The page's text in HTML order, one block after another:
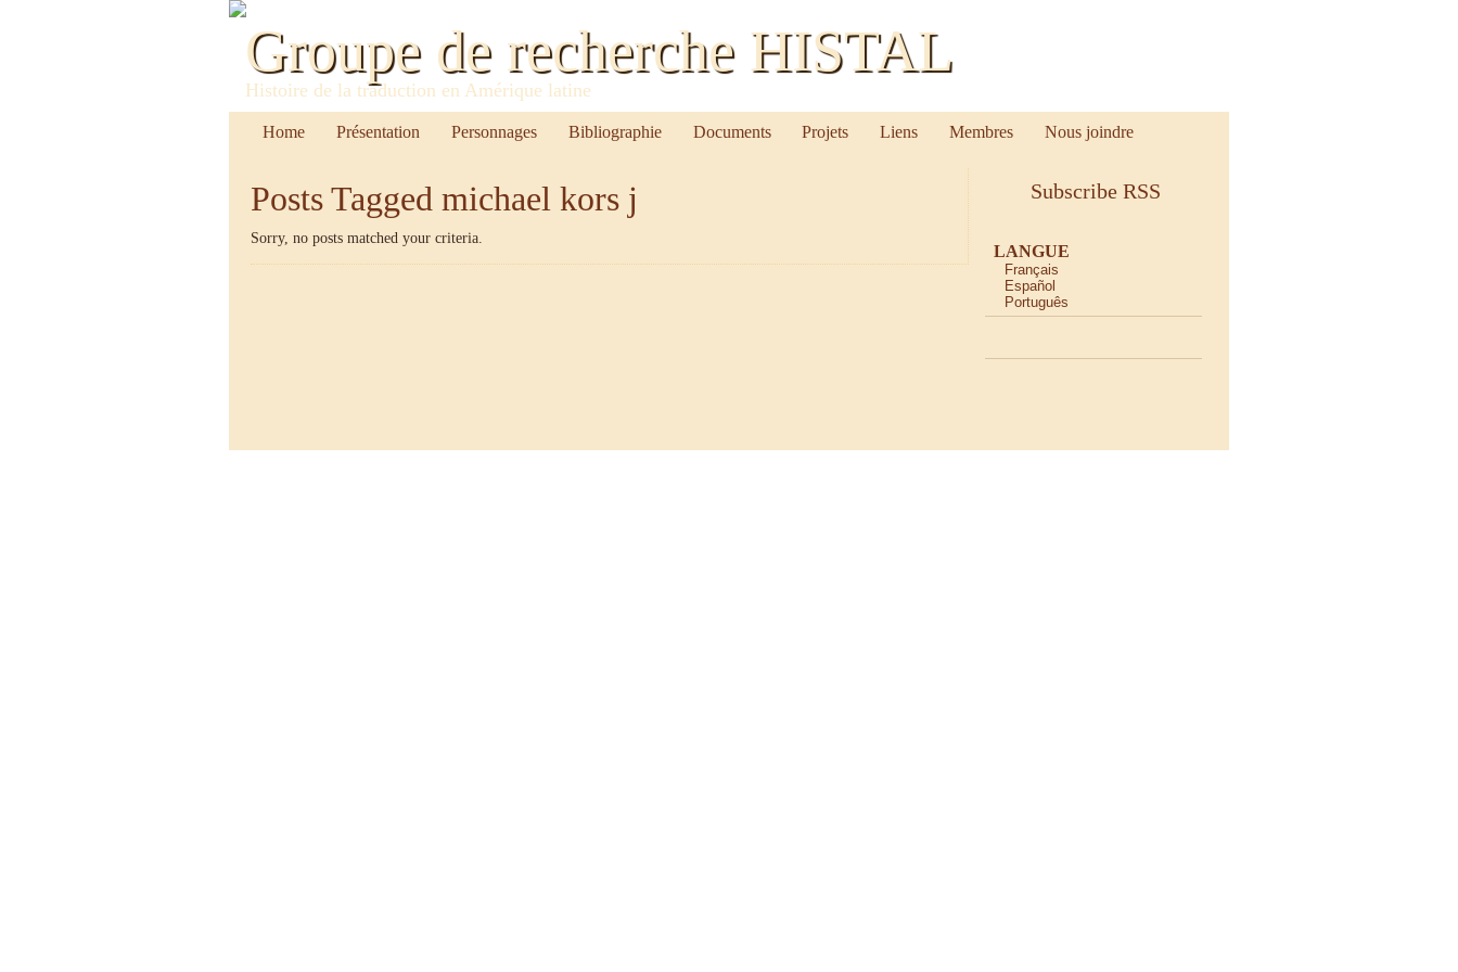
Groupe de recherche HISTAL
Histoire de la traduction en Amérique latine
Home Présentation Personnages Bibliographie Documents Projets Liens Membres Nous joindre
Posts Tagged michael kors j
Sorry, no posts matched your criteria.
Subscribe RSS
LANGUE
Français
Español
Português